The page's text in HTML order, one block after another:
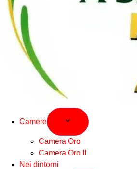
Camere
Camera Oro
Camera Oro II
Nei dintorni